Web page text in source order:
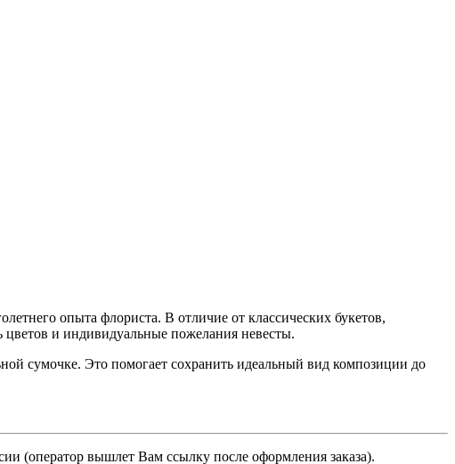
опыта флориста. В отличие от классических букетов,
цветов и индивидуальные пожелания невесты.
сумочке. Это помогает сохранить идеальный вид композиции до
(оператор вышлет Вам ссылку после оформления заказа).